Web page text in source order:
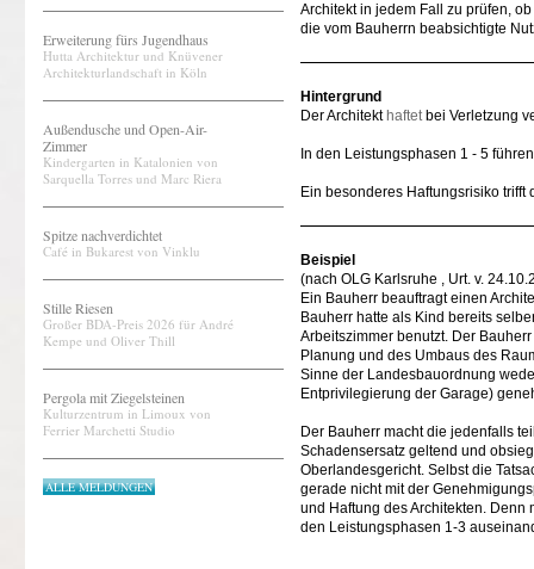
Erweiterung fürs Jugendhaus
Hutta Architektur und Knüvener
Architekturlandschaft in Köln
Außendusche und Open-Air-
Zimmer
Kindergarten in Katalonien von
Sarquella Torres und Marc Riera
Spitze nachverdichtet
Café in Bukarest von Vinklu
Stille Riesen
Großer BDA-Preis 2026 für André
Kempe und Oliver Thill
Pergola mit Ziegelsteinen
Kulturzentrum in Limoux von
Ferrier Marchetti Studio
ALLE MELDUNGEN
Architekt in jedem Fall zu prüfen,
die vom Bauherrn beabsichtigte
Hintergrund
Der Architekt haftetbei Verletzung
In den Leistungsphasen 1 - 5
Ein besonderes Haftungsrisiko
Beispiel
(nach OLG Karlsruhe , Urt. v.
Ein Bauherr beauftragt einen
Bauherr hatte als Kind bereits
Arbeitszimmer benutzt. Der
Planung und des Umbaus des
Sinne der Landesbauordnung
Entprivilegierung der Garage)
Der Bauherr macht die jedenfalls
Schadensersatz geltend und
Oberlandesgericht. Selbst die
gerade nicht mit der
und Haftung des Architekten. Denn
den Leistungsphasen 1-3